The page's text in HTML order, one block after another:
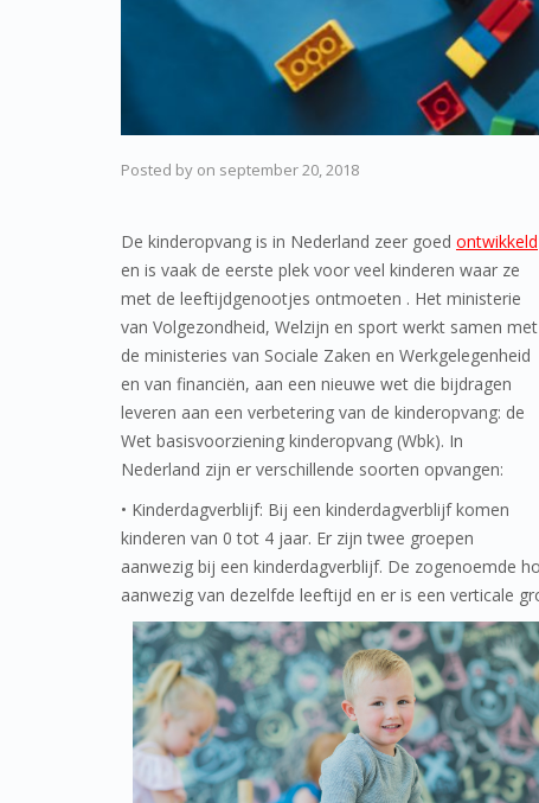
Posted by on september 20, 2018
De kinderopvang is in Nederland zeer goed ontwikkeld
en is vaak de eerste plek voor veel kinderen waar ze
met de leeftijdgenootjes ontmoeten . Het ministerie
van Volgezondheid, Welzijn en sport werkt samen met
de ministeries van Sociale Zaken en Werkgelegenheid
en van financiën, aan een nieuwe wet die bijdragen
leveren aan een verbetering van de kinderopvang: de
Wet basisvoorziening kinderopvang (Wbk). In
Nederland zijn er verschillende soorten opvangen:
• Kinderdagverblijf: Bij een kinderdagverblijf komen
kinderen van 0 tot 4 jaar. Er zijn twee groepen
aanwezig bij een kinderdagverblijf. De zogenoemde
aanwezig van dezelfde leeftijd en er is een verticale